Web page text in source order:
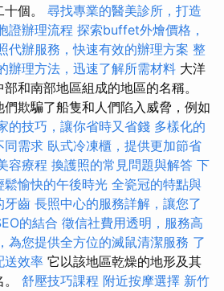
個。 尋找專業的醫美診所，打造
證辦理流程 探索buffet外燴價格，
代辦服務，快速有效的辦理方案 整
辦理方法，迅速了解所需材料 大洋
和南部地區組成的地區的名稱。
欺騙了船隻和人們陷入威脅，例如
的技巧，讓你省時又省錢 多樣化的
同需求 臥式冷凍櫃，提供更加節省
容療程 換護照的常見問題與解答 下
愉快的午後時光 全瓷冠的特點與
牙齒 長照中心的服務詳解，讓您了
的結合 徵信社費用透明，服務高
為您提供全方位的滅鼠清潔服務 了
送效率 它以該地區乾燥的地形及其
舒壓技巧課程 附近按摩選擇 新竹